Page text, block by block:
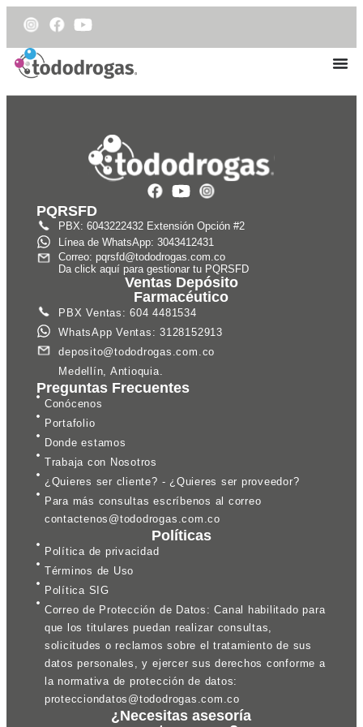
PQRSFD
PBX: 6043222432 Extensión Opción #2
Línea de WhatsApp: 3043412431
Correo: pqrsfd@tododrogas.com.co
Da click aquí para gestionar tu PQRSFD
Ventas Depósito
Farmacéutico
PBX Ventas: 604 4481534
WhatsApp Ventas: 3128152913
deposito@tododrogas.com.co
Medellín, Antioquia.
Preguntas Frecuentes
Conócenos
Portafolio
Donde estamos
Trabaja con Nosotros
¿Quieres ser cliente? - ¿Quieres ser proveedor?
Para más consultas escríbenos al correo
contactenos@tododrogas.com.co
Políticas
Política de privacidad
Términos de Uso
Política SIG
Correo de Protección de Datos: Canal habilitado para
que los titulares puedan realizar consultas,
solicitudes o reclamos sobre el tratamiento de sus
datos personales, y ejercer sus derechos conforme a
la normativa de protección de datos:
protecciondatos@tododrogas.com.co
¿Necesitas asesoría